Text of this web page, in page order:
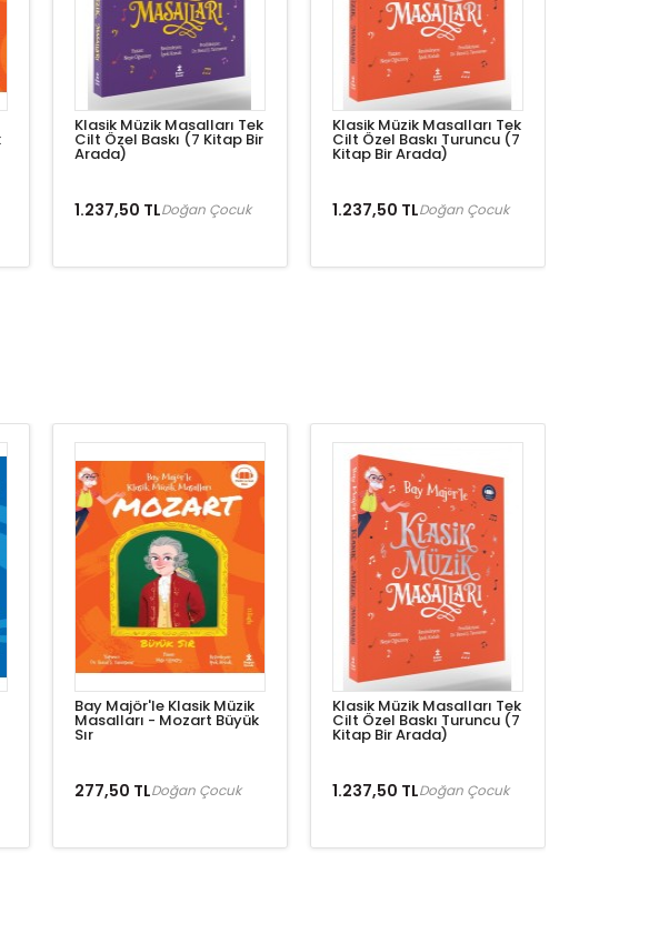
Klasik Müzik Masalları Tek
Cilt Özel Baskı (7 Kitap Bir
Arada)
1.237,50 TLDoğan Çocuk
Klasik Müzik Masalları Tek
Cilt Özel Baskı Turuncu (7
Kitap Bir Arada)
1.237,50 TLDoğan Çocuk
Bay Majör'le Klasik Müzik
Masalları - Mozart Büyük
Sır
277,50 TLDoğan Çocuk
Klasik Müzik Masalları Tek
Cilt Özel Baskı Turuncu (7
Kitap Bir Arada)
1.237,50 TLDoğan Çocuk